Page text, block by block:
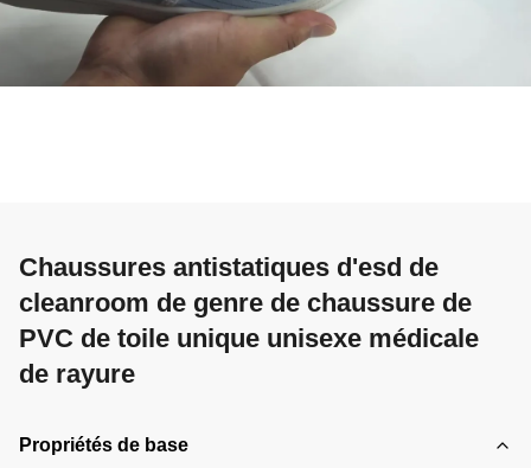
Chaussures antistatiques d'esd de
cleanroom de genre de chaussure de
PVC de toile unique unisexe médicale
de rayure
Propriétés de base